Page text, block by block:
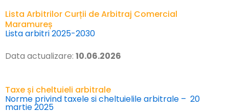
Lista Arbitrilor Curții de Arbitraj Comercial
Maramureș
Lista arbitri 2025-2030
Data actualizare: 10.06.2026
Taxe și cheltuieli arbitrale
Norme privind taxele si cheltuielile arbitrale – 20
martie 2025